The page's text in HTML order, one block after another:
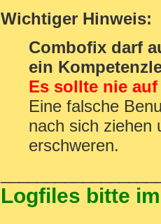
Wichtiger Hinweis:
Combofix darf
ein
Es sollte nie
Eine falsche
nach sich ziehen
erschweren.
Logfiles bitte